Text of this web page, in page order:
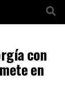
con
en